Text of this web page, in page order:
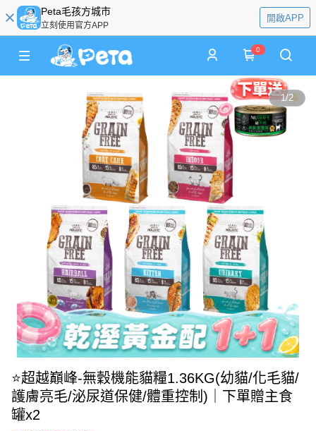
Peta毛孩方城市
立刻使用官方APP
開啟APP
0
1/2
⭐超越巔峰-無穀機能貓糧1.36KG(幼貓/化毛貓/
護膚亮毛/泌尿道保健/體重控制)｜下單贈主食
罐x2